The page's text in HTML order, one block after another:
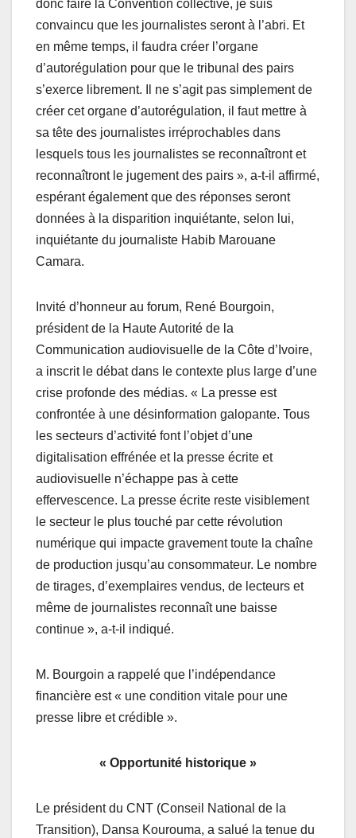
donc faire la Convention collective, je suis
convaincu que les journalistes seront à l’abri. Et
en même temps, il faudra créer l’organe
d’autorégulation pour que le tribunal des pairs
s’exerce librement. Il ne s’agit pas simplement de
créer cet organe d’autorégulation, il faut mettre à
sa tête des journalistes irréprochables dans
lesquels tous les journalistes se reconnaîtront et
reconnaîtront le jugement des pairs », a-t-il affirmé,
espérant également que des réponses seront
données à la disparition inquiétante, selon lui,
inquiétante du journaliste Habib Marouane
Camara.
Invité d’honneur au forum, René Bourgoin,
président de la Haute Autorité de la
Communication audiovisuelle de la Côte d’Ivoire,
a inscrit le débat dans le contexte plus large d’une
crise profonde des médias. « La presse est
confrontée à une désinformation galopante. Tous
les secteurs d’activité font l’objet d’une
digitalisation effrénée et la presse écrite et
audiovisuelle n’échappe pas à cette
effervescence. La presse écrite reste visiblement
le secteur le plus touché par cette révolution
numérique qui impacte gravement toute la chaîne
de production jusqu’au consommateur. Le nombre
de tirages, d’exemplaires vendus, de lecteurs et
même de journalistes reconnaît une baisse
continue », a-t-il indiqué.
M. Bourgoin a rappelé que l’indépendance
financière est « une condition vitale pour une
presse libre et crédible ».
« Opportunité historique »
Le président du CNT (Conseil National de la
Transition), Dansa Kourouma, a salué la tenue du